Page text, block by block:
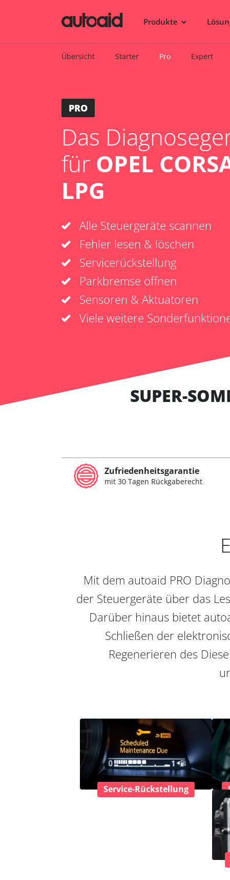
Produkte
Übersicht Starter Pro Expert
PRO
Das
für OPEL
LPG
Alle Steuergeräte scannen
Fehler lesen & löschen
Servicerückstellung
Parkbremse öffnen
Sensoren & Aktuatoren
Viele weitere
SUPER-
Zufriedenheitsgarantie
mit 30 Tagen Rückgaberecht
Mit dem autoaid PRO
der Steuergeräte über das
Darüber hinaus bietet
Schließen der
Regenerieren des
Service-Rückstellung